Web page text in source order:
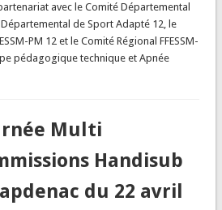
avec le Comité Départemental
de Sport Adapté 12, le
PM 12 et le Comité Régional FFESSM-
pédagogique technique et Apnée
Multi
Handisub
du 22 avril